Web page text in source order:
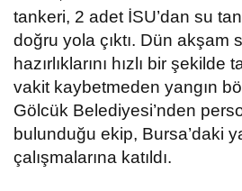
tankeri, 2 adet İSU’dan su
doğru yola çıktı. Dün akşam
hazırlıklarını hızlı bir
vakit kaybetmeden yangın
Gölcük Belediyesi’nden
bulunduğu ekip, Bursa’daki
çalışmalarına katıldı.